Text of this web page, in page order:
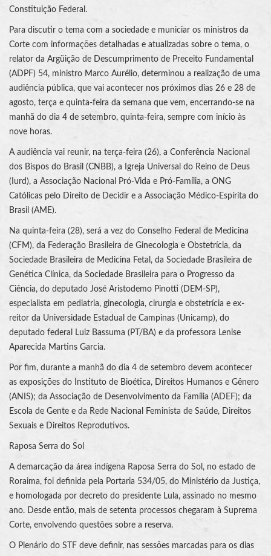
Constituição Federal.
Para discutir o tema com a sociedade e municiar os ministros da
Corte com informações detalhadas e atualizadas sobre o tema, o
relator da Argüição de Descumprimento de Preceito Fundamental
(ADPF) 54, ministro Marco Aurélio, determinou a realização de uma
audiência pública, que vai acontecer nos próximos dias 26 e 28 de
agosto, terça e quinta-feira da semana que vem, encerrando-se na
manhã do dia 4 de setembro, quinta-feira, sempre com início às
nove horas.
A audiência vai reunir, na terça-feira (26), a Conferência Nacional
dos Bispos do Brasil (CNBB), a Igreja Universal do Reino de Deus
(Iurd), a Associação Nacional Pró-Vida e Pró-Família, a ONG
Católicas pelo Direito de Decidir e a Associação Médico-Espírita do
Brasil (AME).
Na quinta-feira (28), será a vez do Conselho Federal de Medicina
(CFM), da Federação Brasileira de Ginecologia e Obstetrícia, da
Sociedade Brasileira de Medicina Fetal, da Sociedade Brasileira de
Genética Clínica, da Sociedade Brasileira para o Progresso da
Ciência, do deputado José Aristodemo Pinotti (DEM-SP),
especialista em pediatria, ginecologia, cirurgia e obstetrícia e ex-
reitor da Universidade Estadual de Campinas (Unicamp), do
deputado federal Luiz Bassuma (PT/BA) e da professora Lenise
Aparecida Martins Garcia.
Por fim, durante a manhã do dia 4 de setembro devem acontecer
as exposições do Instituto de Bioética, Direitos Humanos e Gênero
(ANIS); da Associação de Desenvolvimento da Família (ADEF); da
Escola de Gente e da Rede Nacional Feminista de Saúde, Direitos
Sexuais e Direitos Reprodutivos.
Raposa Serra do Sol
A demarcação da área indígena Raposa Serra do Sol, no estado de
Roraima, foi definida pela Portaria 534/05, do Ministério da Justiça,
e homologada por decreto do presidente Lula, assinado no mesmo
ano. Desde então, mais de setenta processos chegaram à Suprema
Corte, envolvendo questões sobre a reserva.
O Plenário do STF deve definir, nas sessões marcadas para os dias